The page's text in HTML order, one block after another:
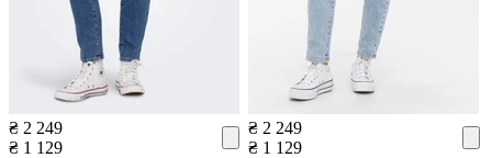
₴ 2 249
₴ 1 129
₴ 2 249
₴ 1 129